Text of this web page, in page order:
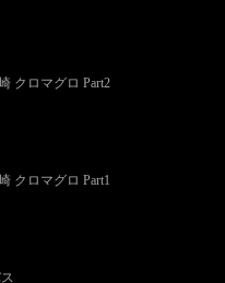
クロマグロ Part2
クロマグロ Part1